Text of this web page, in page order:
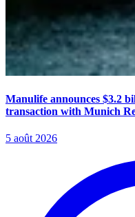
Manulife announces $3.2
transaction with Munich
5 août 2026